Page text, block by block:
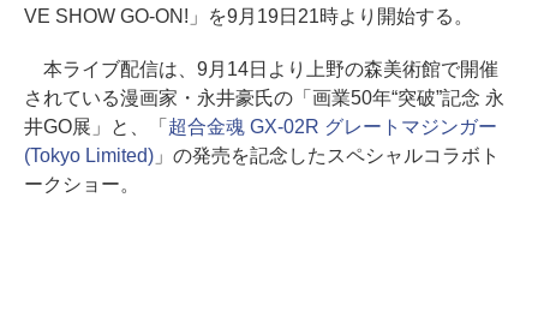
VE SHOW GO-ON!」を9月19日21時より開始する。
本ライブ配信は、9月14日より上野の森美術館で開催
されている漫画家・永井豪氏の「画業50年“突破”記念 永
井GO展」と、「 超合金魂 GX-02R グレートマジンガー
(Tokyo Limited)」の発売を記念したスペシャルコラボト
ークショー。